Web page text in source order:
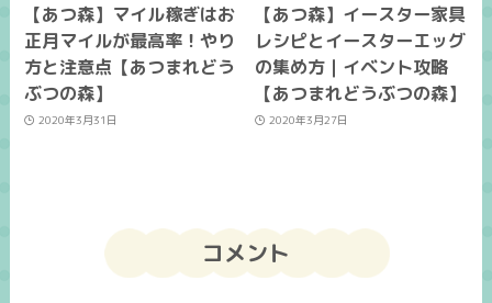
【あつ森】マイル稼ぎはお
正月マイルが最高率！やり
方と注意点【あつまれどう
ぶつの森】
2020年3月31日
【あつ森】イースター家具
レシピとイースターエッグ
の集め方｜イベント攻略
【あつまれどうぶつの森】
2020年3月27日
コメント